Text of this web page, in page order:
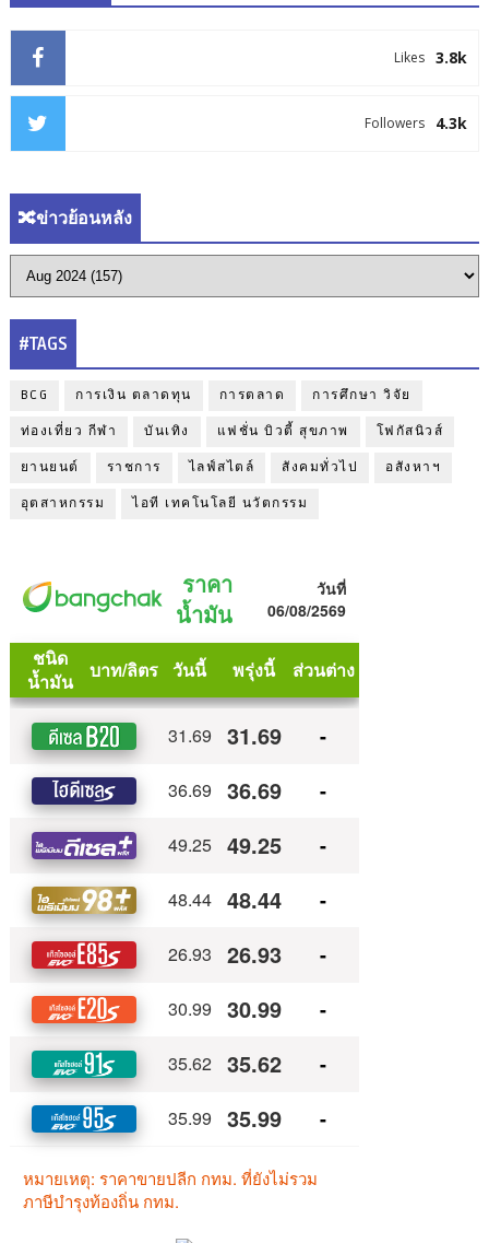
3.8k
Likes
4.3k
Followers
🔀ข่าวย้อนหลัง
#TAGS
BCG การเงิน ตลาดทุน การตลาด การศึกษา วิจัย
ท่องเที่ยว กีฬา บันเทิง แฟชั่น บิวตี้ สุขภาพ โฟกัสนิวส์
ยานยนต์ ราชการ ไลฟ์สไตล์ สังคมทั่วไป อสังหาฯ
อุตสาหกรรม ไอที เทคโนโลยี นวัตกรรม